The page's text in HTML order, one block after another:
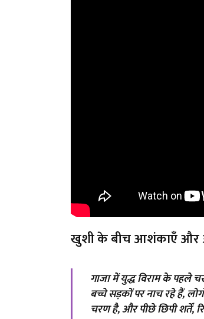
खुशी के बीच आशंकाएँ और
गाजा में युद्ध विराम के पहले
बच्चे सड़कों पर नाच रहे हैं,
चरण है, और पीछे छिपी शर्तें,